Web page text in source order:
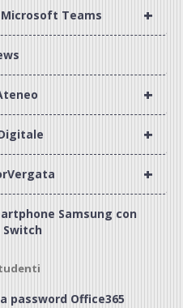
+
Teams
+
+
+
Samsung con
Switch
password Office365